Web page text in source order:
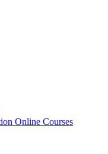
Online Courses